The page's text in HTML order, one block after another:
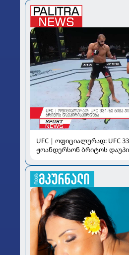
UFC | ოფიციალურად: UFC
ჟოანდერსონ ბრიტოს